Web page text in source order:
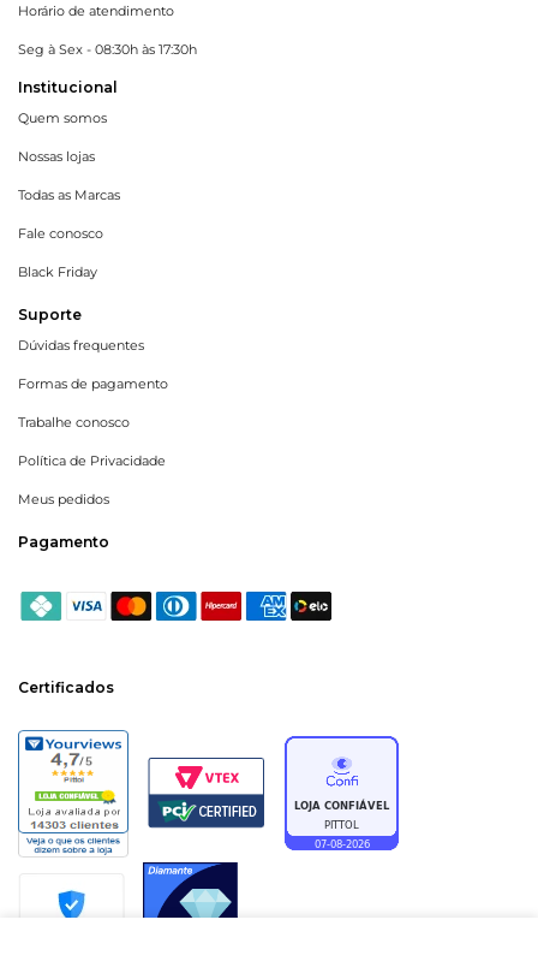
Horário de atendimento
Seg à Sex - 08:30h às 17:30h
Institucional
Quem somos
Nossas lojas
Todas as Marcas
Fale conosco
Black Friday
Suporte
Dúvidas frequentes
Formas de pagamento
Trabalhe conosco
Política de Privacidade
Meus pedidos
Pagamento
Certificados